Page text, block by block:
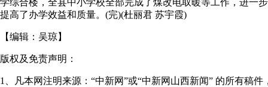
提高了办学效益和质量。(完)(杜丽君 苏宇霞)
【编辑： 吴琼】
版权及免责声明：
1、凡本网注明来源：“中新网”或“中新网山西新闻” 的所有稿